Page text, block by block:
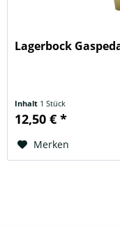
Lagerbock
Inhalt 1 Stück
12,50 € *
Merken